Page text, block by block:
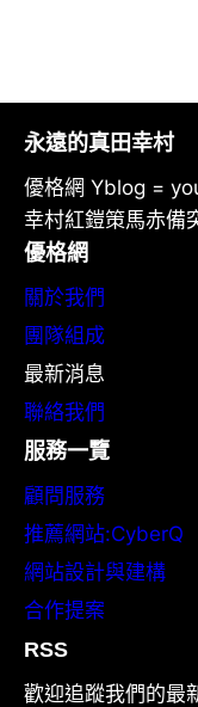
永遠的真田幸村
優格網 Yblog =
幸村紅鎧策馬赤備
優格網
關於我們
團隊組成
最新消息
聯絡我們
服務一覽
顧問服務
推薦網站:CyberQ
網站設計與建構
合作提案
RSS
歡迎追蹤我們的最